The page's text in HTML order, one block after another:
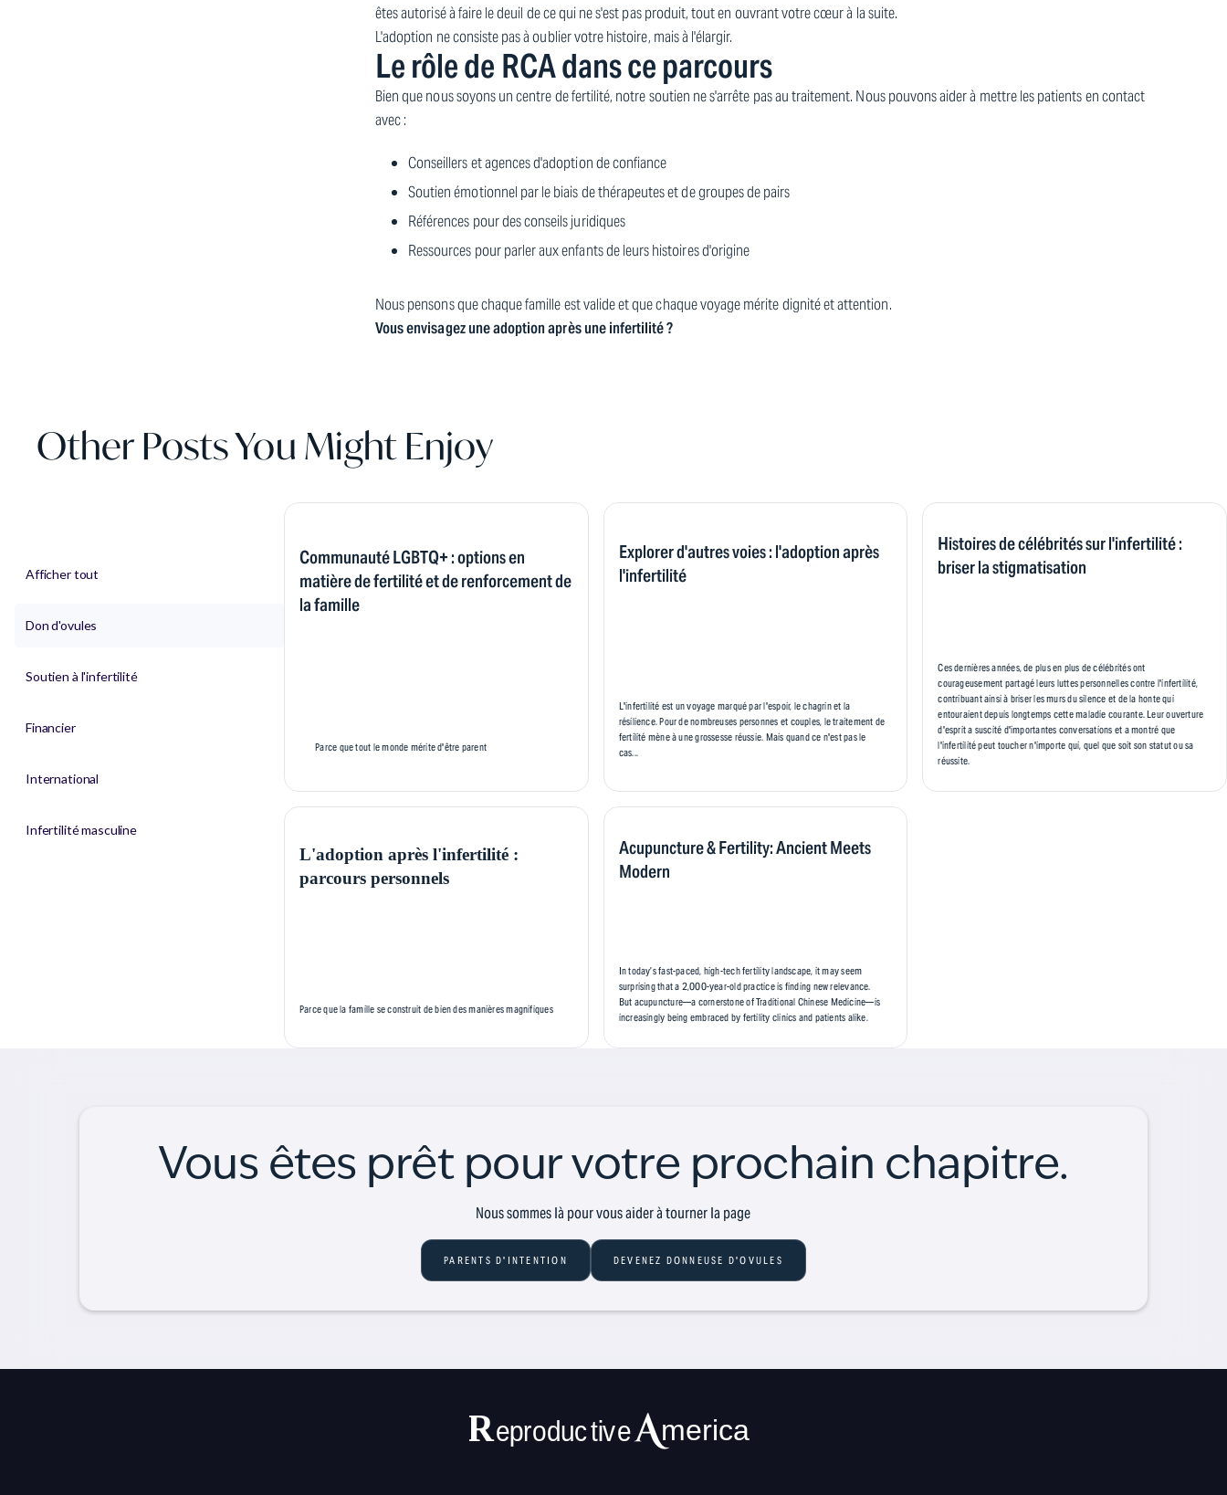
êtes autorisé à faire le deuil de ce qui ne s'est pas produit, tout en ouvrant votre cœur à la suite.
L'adoption ne consiste pas à oublier votre histoire, mais à l'élargir.
Le rôle de RCA dans ce parcours
Bien que nous soyons un centre de fertilité, notre soutien ne s'arrête pas au traitement. Nous pouvons aider à mettre les patients en contact
avec :
Conseillers et agences d'adoption de confiance
Soutien émotionnel par le biais de thérapeutes et de groupes de pairs
Références pour des conseils juridiques
Ressources pour parler aux enfants de leurs histoires d'origine
Nous pensons que chaque famille est valide et que chaque voyage mérite dignité et attention.
Vous envisagez une adoption après une infertilité ?
Other Posts You Might Enjoy
Afficher tout
Don d'ovules
Soutien à l'infertilité
Financier
International
Infertilité masculine
Communauté LGBTQ+ : options en
matière de fertilité et de renforcement de
la famille
Parce que tout le monde mérite d'être parent
Explorer d'autres voies : l'adoption après
l'infertilité
L'infertilité est un voyage marqué par l'espoir, le chagrin et la
résilience. Pour de nombreuses personnes et couples, le traitement de
fertilité mène à une grossesse réussie. Mais quand ce n'est pas le
cas...
Histoires de célébrités sur l'infertilité :
briser la stigmatisation
Ces dernières années, de plus en plus de célébrités ont
courageusement partagé leurs luttes personnelles contre l'infertilité,
contribuant ainsi à briser les murs du silence et de la honte qui
entouraient depuis longtemps cette maladie courante. Leur ouverture
d'esprit a suscité d'importantes conversations et a montré que
l'infertilité peut toucher n'importe qui, quel que soit son statut ou sa
réussite.
L'adoption après l'infertilité :
parcours personnels
Parce que la famille se construit de bien des manières magnifiques
Acupuncture & Fertility: Ancient Meets
Modern
In today’s fast-paced, high-tech fertility landscape, it may seem
surprising that a 2,000-year-old practice is finding new relevance.
But acupuncture—a cornerstone of Traditional Chinese Medicine—is
increasingly being embraced by fertility clinics and patients alike.
Vous êtes prêt pour votre prochain chapitre.
Nous sommes là pour vous aider à tourner la page
PARENTS D'INTENTION DEVENEZ DONNEUSE D'OVULES